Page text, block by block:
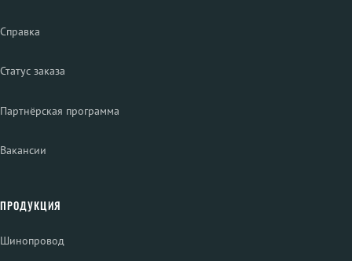
Справка
Статус заказа
Партнёрская программа
Вакансии
ПРОДУКЦИЯ
Шинопровод